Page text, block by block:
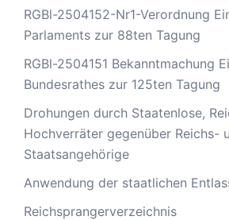
RGBl-2504152-Nr1-Verordnung
Parlaments zur 88ten Tagung
RGBl-2504151 Bekanntmachung
Bundesrathes zur 125ten Tagung
Drohungen durch Staatenlose,
Hochverräter gegenüber Reichs-
Staatsangehörige
Anwendung der staatlichen
Reichsprangerverzeichnis